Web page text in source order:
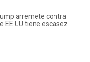
arremete contra
EE.UU tiene escasez